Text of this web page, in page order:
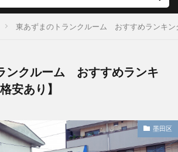
東あずまのトランクルーム おすすめランキン
ンクルーム おすすめランキ
安あり】
墨田区